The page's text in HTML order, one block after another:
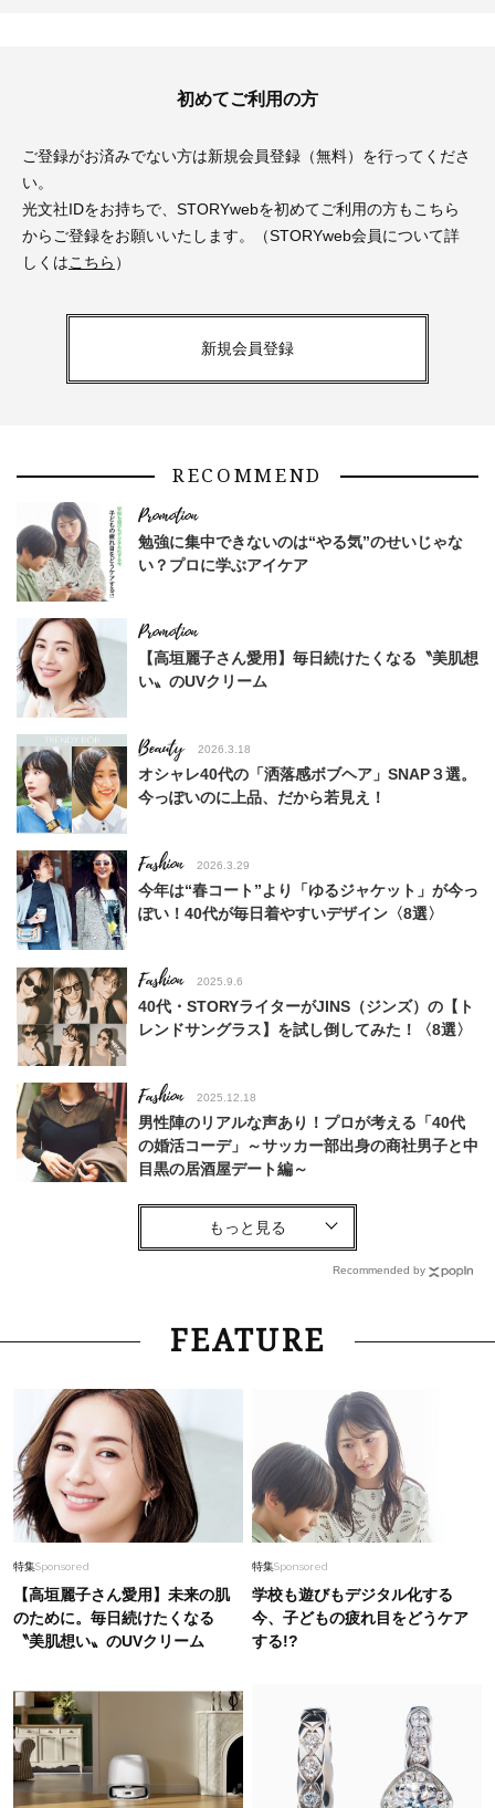
初めてご利用の方
ご登録がお済みでない方は新規会員登録（無料）を行ってくださ
い。
光文社IDをお持ちで、STORYwebを初めてご利用の方もこちら
からご登録をお願いいたします。（STORYweb会員について詳
しくはこちら ）
新規会員登録
RECOMMEND
勉強に集中できないのは“やる気”のせいじゃな
い？プロに学ぶアイケア
【高垣麗子さん愛用】毎日続けたくなる〝美肌想
い〟のUVクリーム
Beauty 2026.3.18
オシャレ40代の「洒落感ボブヘア」SNAP３選。
今っぽいのに上品、だから若見え！
Fashion 2026.3.29
今年は“春コート”より「ゆるジャケット」が今っ
ぽい！40代が毎日着やすいデザイン〈8選〉
Fashion 2025.9.6
40代・STORYライターがJINS（ジンズ）の【ト
レンドサングラス】を試し倒してみた！〈8選〉
Fashion 2025.12.18
男性陣のリアルな声あり！プロが考える「40代
の婚活コーデ」～サッカー部出身の商社男子と中
目黒の居酒屋デート編～
Fashion
40代の黒コーデは「今どきジュエリー」で盛
Lifestyle 2026.7.21
サムギョプサルだけじゃない！【ソウル旅行】最
Fashion
【ユニクロだけで】40代の夏旅行がオシャレ＆
快適に！気温別コーデ〈UNIQLO6選〉
【3万円以下】40代の「通勤バッグ」はハイブラ
より“今っぽ”が垢抜ける！スタイリスト推し４選
40代が1枚でサマになる「体のラインを拾わな
い」夏ワンピ＜3選＞
Fashion 2026.5.7
Recommended by
FEATURE
特集Sponsored
【高垣麗子さん愛用】未来の肌
のために。毎日続けたくなる
〝美肌想い〟のUVクリーム
特集Sponsored
学校も遊びもデジタル化する
今、子どもの疲れ目をどうケア
する!?